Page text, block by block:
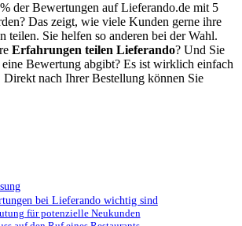
der Bewertungen auf Lieferando.de mit 5
Das zeigt, wie viele Kunden gerne ihre
teilen. Sie helfen so anderen bei der Wahl.
Erfahrungen teilen Lieferando? Und Sie
Bewertung abgibt? Es ist wirklich einfach
Direkt nach Ihrer Bestellung können Sie
bei Lieferando wichtig sind
für potenzielle Neukunden